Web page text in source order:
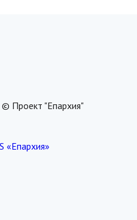
Проект "Епархия"
«Епархия»